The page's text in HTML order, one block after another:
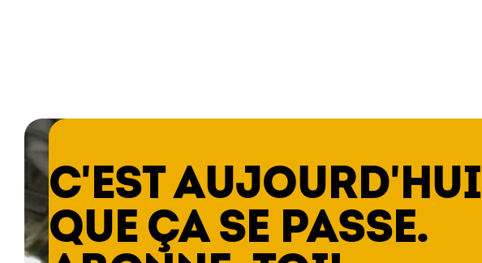
C'EST AUJOURD'HUI
QUE ÇA SE PASSE.